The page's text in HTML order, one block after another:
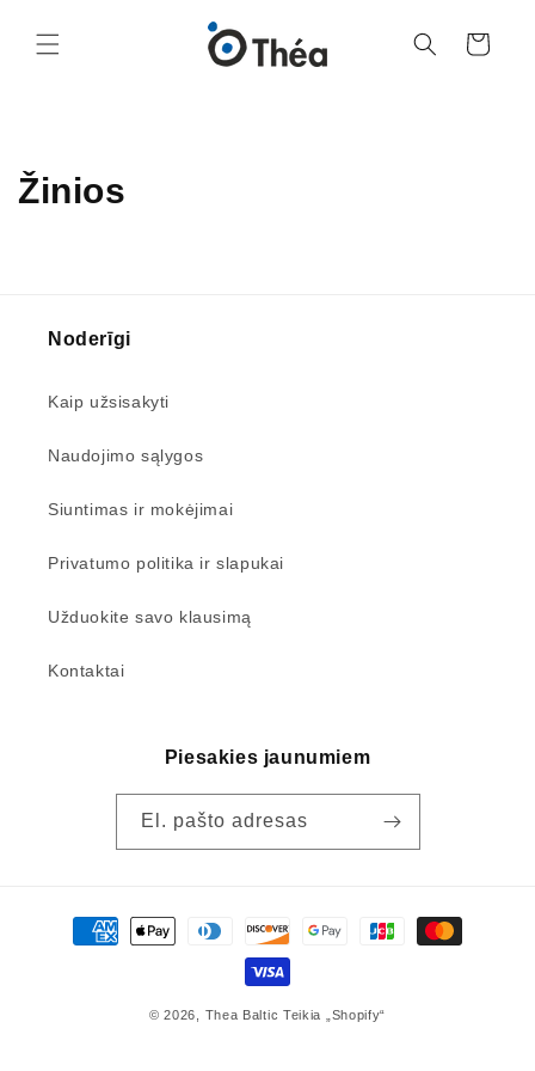
turinį
Krepšelis
Žinios
Noderīgi
Kaip užsisakyti
Naudojimo sąlygos
Siuntimas ir mokėjimai
Privatumo politika ir slapukai
Užduokite savo klausimą
Kontaktai
Piesakies jaunumiem
El. pašto adresas
Mokėjimo
būdai
© 2026, Thea Baltic Teikia „Shopify“